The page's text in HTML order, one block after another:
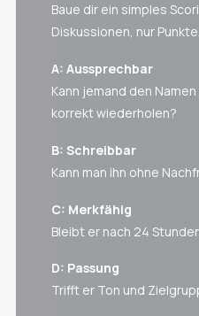
Baue dir ein simples
Diskussionen, nur Punkte.
A: Aussprechbar
Kann jemand den
korrekt wiederholen?
B: Schreibbar
Kann man ihn ohne
C: Merkfähig
Bleibt er nach 24
D: Passung
Trifft er Ton und